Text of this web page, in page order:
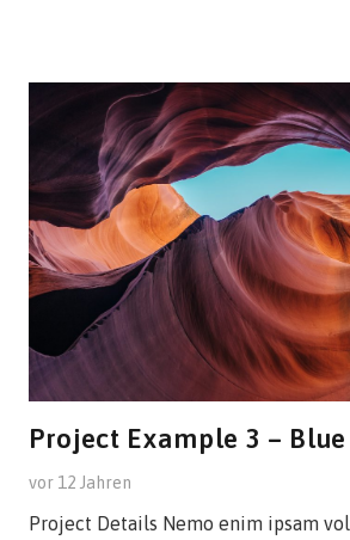
Project Example 3 – Blue
vor 12 Jahren
Project Details Nemo enim ipsam